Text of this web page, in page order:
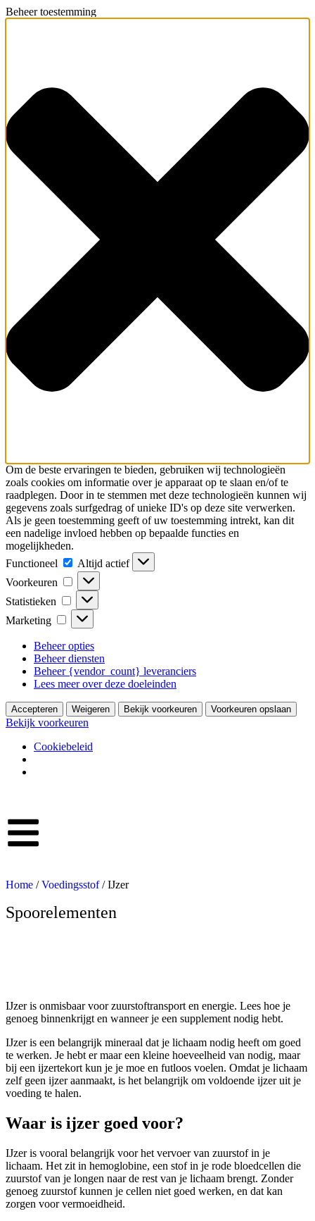
Beheer toestemming
Om de beste ervaringen te bieden, gebruiken wij technologieën
zoals cookies om informatie over je apparaat op te slaan en/of te
raadplegen. Door in te stemmen met deze technologieën kunnen wij
gegevens zoals surfgedrag of unieke ID's op deze site verwerken.
Als je geen toestemming geeft of uw toestemming intrekt, kan dit
een nadelige invloed hebben op bepaalde functies en
mogelijkheden.
Functioneel
Altijd actief
Voorkeuren
Statistieken
Marketing
Beheer opties
Beheer diensten
Beheer {vendor_count} leveranciers
Lees meer over deze doeleinden
Accepteren Weigeren Bekijk voorkeuren Voorkeuren opslaan
Bekijk voorkeuren
Cookiebeleid
Home /Voedingsstof/ IJzer
Spoorelementen
IJzer is onmisbaar voor zuurstoftransport en energie. Lees hoe je
genoeg binnenkrijgt en wanneer je een supplement nodig hebt.
IJzer is een belangrijk mineraal dat je lichaam nodig heeft om goed
te werken. Je hebt er maar een kleine hoeveelheid van nodig, maar
bij een ijzertekort kun je je moe en futloos voelen. Omdat je lichaam
zelf geen ijzer aanmaakt, is het belangrijk om voldoende ijzer uit je
voeding te halen.
Waar is ijzer goed voor?
IJzer is vooral belangrijk voor het vervoer van zuurstof in je
lichaam. Het zit in hemoglobine, een stof in je rode bloedcellen die
zuurstof van je longen naar de rest van je lichaam brengt. Zonder
genoeg zuurstof kunnen je cellen niet goed werken, en dat kan
zorgen voor vermoeidheid.